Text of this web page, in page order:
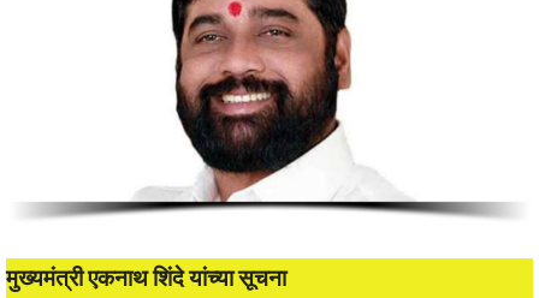
मुख्यमंत्री एकनाथ शिंदे यांच्या सूचना